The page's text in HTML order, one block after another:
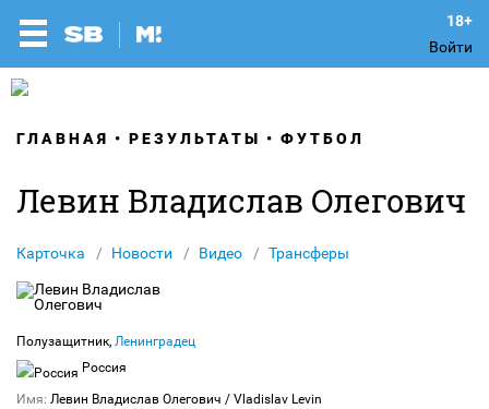
Войти
ГЛАВНАЯ РЕЗУЛЬТАТЫ ФУТБОЛ
Левин Владислав Олегович
Карточка Новости Видео Трансферы
Полузащитник, Ленинградец
Россия
Имя: Левин Владислав Олегович / Vladislav Levin